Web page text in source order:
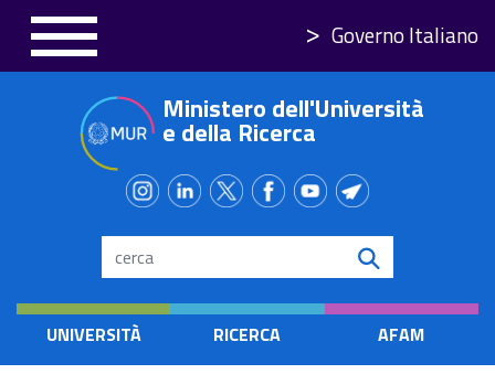
principale
Governo Italiano
Ministero dell'Università
e della Ricerca
Search
UNIVERSITÀ RICERCA AFAM